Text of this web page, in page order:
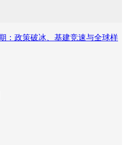
：政策破冰、基建竞速与全球样